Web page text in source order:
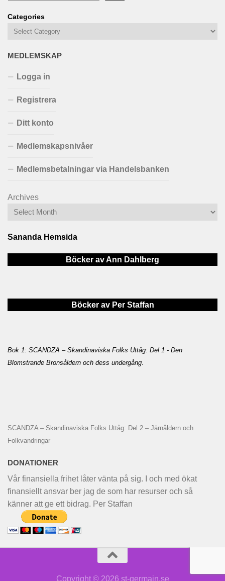
Categories
MEDLEMSKAP
Logga in
Registrera
Ditt konto
Medlemskapsnivåer
Medlemsbetalningar via Handelsbanken
Archives
Sananda Hemsida
Böcker av Ann Dahlberg
Böcker av Per Staffan
Bok 1: SCANDZA – Skandinaviska Folks Uttåg: Del 1 - Den
Blomstrande Bronsåldern och dess undergång.
SCANDZA – Skandinaviska Folks Uttåg: Del 2 – Järnåldern och
Folkvandringar
DONATIONER
Vår finansiella frihet låter vänta på sig. I och med ökat
finansiellt ansvar ber jag de som har resurser och så
känner att ge ett bidrag. Per Staffan
Copyright © 2026 st-germain.se